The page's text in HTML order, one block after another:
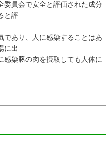
員会で安全と評価された成分
と評
あり、人に感染することはあ
に出
染豚の肉を摂取しても人体に